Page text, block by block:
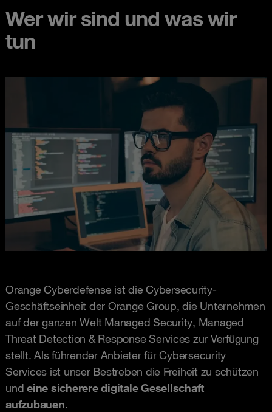
Wer wir sind und was wir
tun
Orange Cyberdefense ist die Cybersecurity-
Geschäftseinheit der Orange Group, die Unternehmen
auf der ganzen Welt Managed Security, Managed
Threat Detection & Response Services zur Verfügung
stellt. Als führender Anbieter für Cybersecurity
Services ist unser Bestreben die Freiheit zu schützen
und eine sicherere digitale Gesellschaft
aufzubauen.